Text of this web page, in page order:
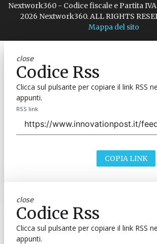
Nextwork360 - Codice fiscale e Partita
2026 Nextwork360. ALL RIGHTS
Mappa del sito
close
Codice Rss
Clicca sul pulsante per copiare il link RSS
appunti.
RSS link
COPIA LINK
close
Codice Rss
Clicca sul pulsante per copiare il link RSS
appunti.